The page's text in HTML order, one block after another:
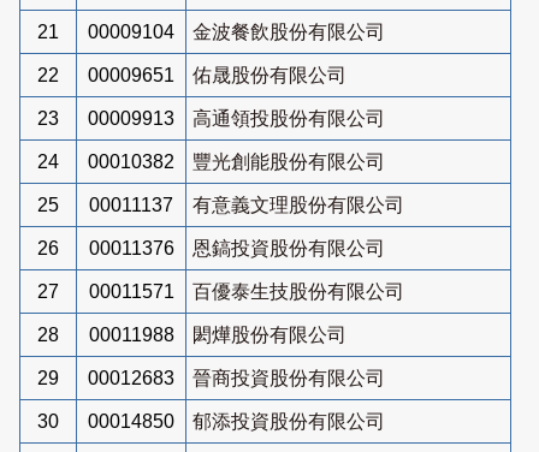
21 00009104 金波餐飲股份有限公司
22 00009651 佑晟股份有限公司
23 00009913 高通領投股份有限公司
24 00010382 豐光創能股份有限公司
25 00011137 有意義文理股份有限公司
26 00011376 恩鎬投資股份有限公司
27 00011571 百優泰生技股份有限公司
28 00011988 閎燁股份有限公司
29 00012683 晉商投資股份有限公司
30 00014850 郁添投資股份有限公司